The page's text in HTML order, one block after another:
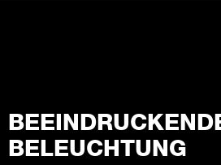
BELEUCHTUNG